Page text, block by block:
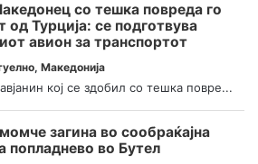
со тешка повреда го
од Турција: се подготвува
авион за транспортот
, Македонија
кој се здобил со тешка повре...
загина во сообраќајна
попладнево во Бутел